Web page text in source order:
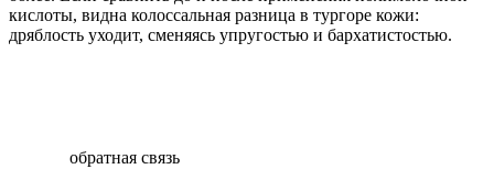
кислоты, видна колоссальная разница в тургоре кожи:
дряблость уходит, сменяясь упругостью и бархатистостью.
обратная связь